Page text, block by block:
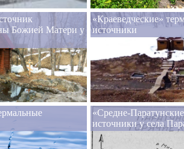
Божией Матери у
«Краеведческие»
источники
«Средне-
источники у села